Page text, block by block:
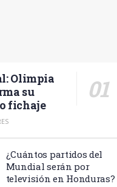
Olimpia
su
fichaje
¿Cuántos partidos del
Mundial serán por
televisión en Honduras?